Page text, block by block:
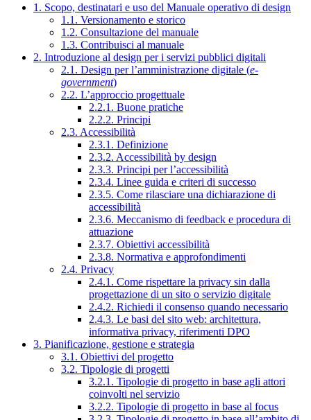
1. Scopo, destinatari e uso del Manuale operativo di design
1.1. Versionamento e storico
1.2. Consultazione del manuale
1.3. Contribuisci al manuale
2. Introduzione al design per i servizi pubblici digitali
2.1. Design per l’amministrazione digitale (e-
government)
2.2. L’approccio progettuale
2.2.1. Buone pratiche
2.2.2. Principi
2.3. Accessibilità
2.3.1. Definizione
2.3.2. Accessibilità by design
2.3.3. Principi per l’accessibilità
2.3.4. Linee guida e criteri di successo
2.3.5. Come rilasciare una dichiarazione di
accessibilità
2.3.6. Meccanismo di feedback e procedura di
attuazione
2.3.7. Obiettivi accessibilità
2.3.8. Normativa e approfondimenti
2.4. Privacy
2.4.1. Come rispettare la privacy sin dalla
progettazione di un sito o servizio digitale
2.4.2. Richiedi il consenso quando necessario
2.4.3. Le basi del sito web: architettura,
informativa privacy, riferimenti DPO
3. Pianificazione, gestione e strategia
3.1. Obiettivi del progetto
3.2. Tipologie di progetti
3.2.1. Tipologie di progetto in base agli attori
coinvolti nel servizio
3.2.2. Tipologie di progetto in base al focus